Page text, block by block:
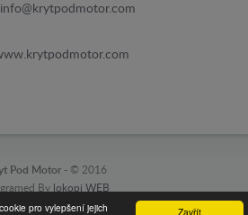
Zavřít
pro vylepšení jejich
info@krytpodmotor.com
Pod Motor - © 2016
By lokopi WEB